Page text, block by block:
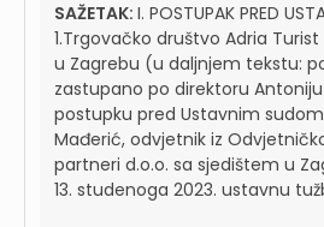
SAŽETAK: I. POSTUPAK PRED
1.Trgovačko društvo Adria
u Zagrebu (u daljnjem tekstu:
zastupano po direktoru
postupku pred Ustavnim
Mađerić, odvjetnik iz
partneri d.o.o. sa sjedištem u
13. studenoga 2023. ustavnu